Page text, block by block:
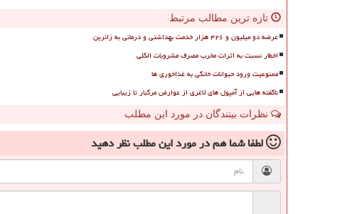
تازه ترین مطالب مرتبط
عرضه دو میلیون و ۴۲۶ هزار خدمت بهداشتی و درمانی به زائرین
اخطار نسبت به اثرات مخرب مصرف مشروبات الکلی
ممنوعیت ورود حیوانات خانگی به غذاخوری ها
ناگفته هایی از آمپول های لاغری از عوارض مرگبار تا زیبایی
نظرات بینندگان در مورد این مطلب
لطفا شما همدر مورد این مطلبنظر دهید